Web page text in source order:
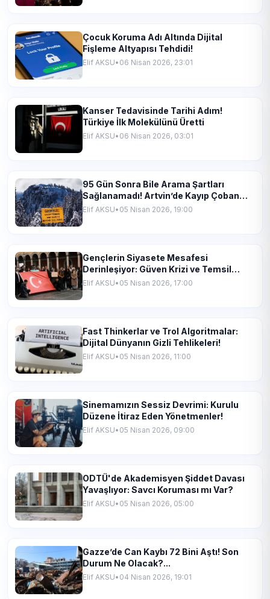
Çocuk Koruma Adı Altında Dijital
Fişleme Altyapısı Tehdidi!
Elif AKSU• 06 Nisan 2026, 23:01
Kanser Tedavisinde Tarihi Adım!
Türkiye İlk Molekülünü Üretti
Elif AKSU• 06 Nisan 2026, 03:01
95 Gün Sonra Bile Arama Şartları
Sağlanamadı! Artvin’de Kayıp Çoban
İçin Umutlar İnceliyor
Elif AKSU• 05 Nisan 2026, 19:00
Gençlerin Siyasete Mesafesi
Derinleşiyor: Güven Krizi ve Temsil
Problemi!
Elif AKSU• 05 Nisan 2026, 17:00
Fast Thinkerlar ve Trol Algoritmalar:
Dijital Dünyanın Gizli Tehlikeleri!
Elif AKSU• 05 Nisan 2026, 11:00
Sinemamızın Sessiz Devrimi: Kurulu
Düzene İtiraz Eden Yönetmenler!
Elif AKSU• 05 Nisan 2026, 09:00
ODTÜ'de Akademisyen Şiddet Davası
Yavaşlıyor: Savcı Koruması mı Var?
Elif AKSU• 05 Nisan 2026, 05:00
Gazze’de Can Kaybı 72 Bini Aştı! Son
Durum Ne Olacak?...
Elif AKSU• 04 Nisan 2026, 19:01